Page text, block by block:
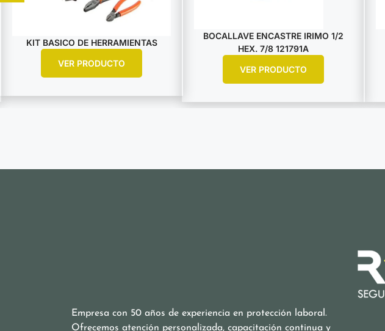
KIT BASICO DE HERRAMIENTAS
VER PRODUCTO
BOCALLAVE ENCASTRE IRIMO 1/2
HEX. 7/8 121791A
VER PRODUCTO
Empresa con 50 años de experiencia en protección laboral.
Ofrecemos atención personalizada, capacitación continua y